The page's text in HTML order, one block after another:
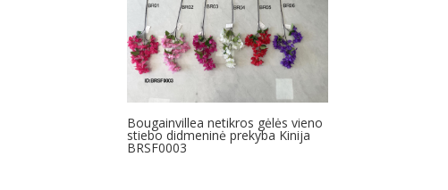
Bougainvillea netikros gėlės vieno
stiebo didmeninė prekyba Kinija
BRSF0003